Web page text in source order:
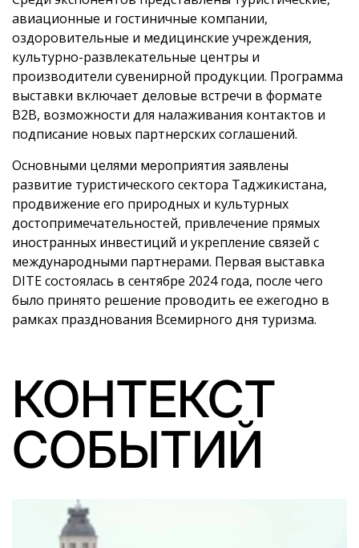
авиационные и гостиничные компании,
оздоровительные и медицинские учреждения,
культурно-развлекательные центры и
производители сувенирной продукции. Программа
выставки включает деловые встречи в формате
B2B, возможности для налаживания контактов и
подписание новых партнерских соглашений.
Основными целями мероприятия заявлены
развитие туристического сектора Таджикистана,
продвижение его природных и культурных
достопримечательностей, привлечение прямых
иностранных инвестиций и укрепление связей с
международными партнерами. Первая выставка
DITE состоялась в сентябре 2024 года, после чего
было принято решение проводить ее ежегодно в
рамках празднования Всемирного дня туризма.
КОНТЕКСТ
СОБЫТИЙ